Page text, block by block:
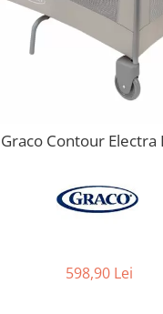
Contour Electra
598,90 Lei